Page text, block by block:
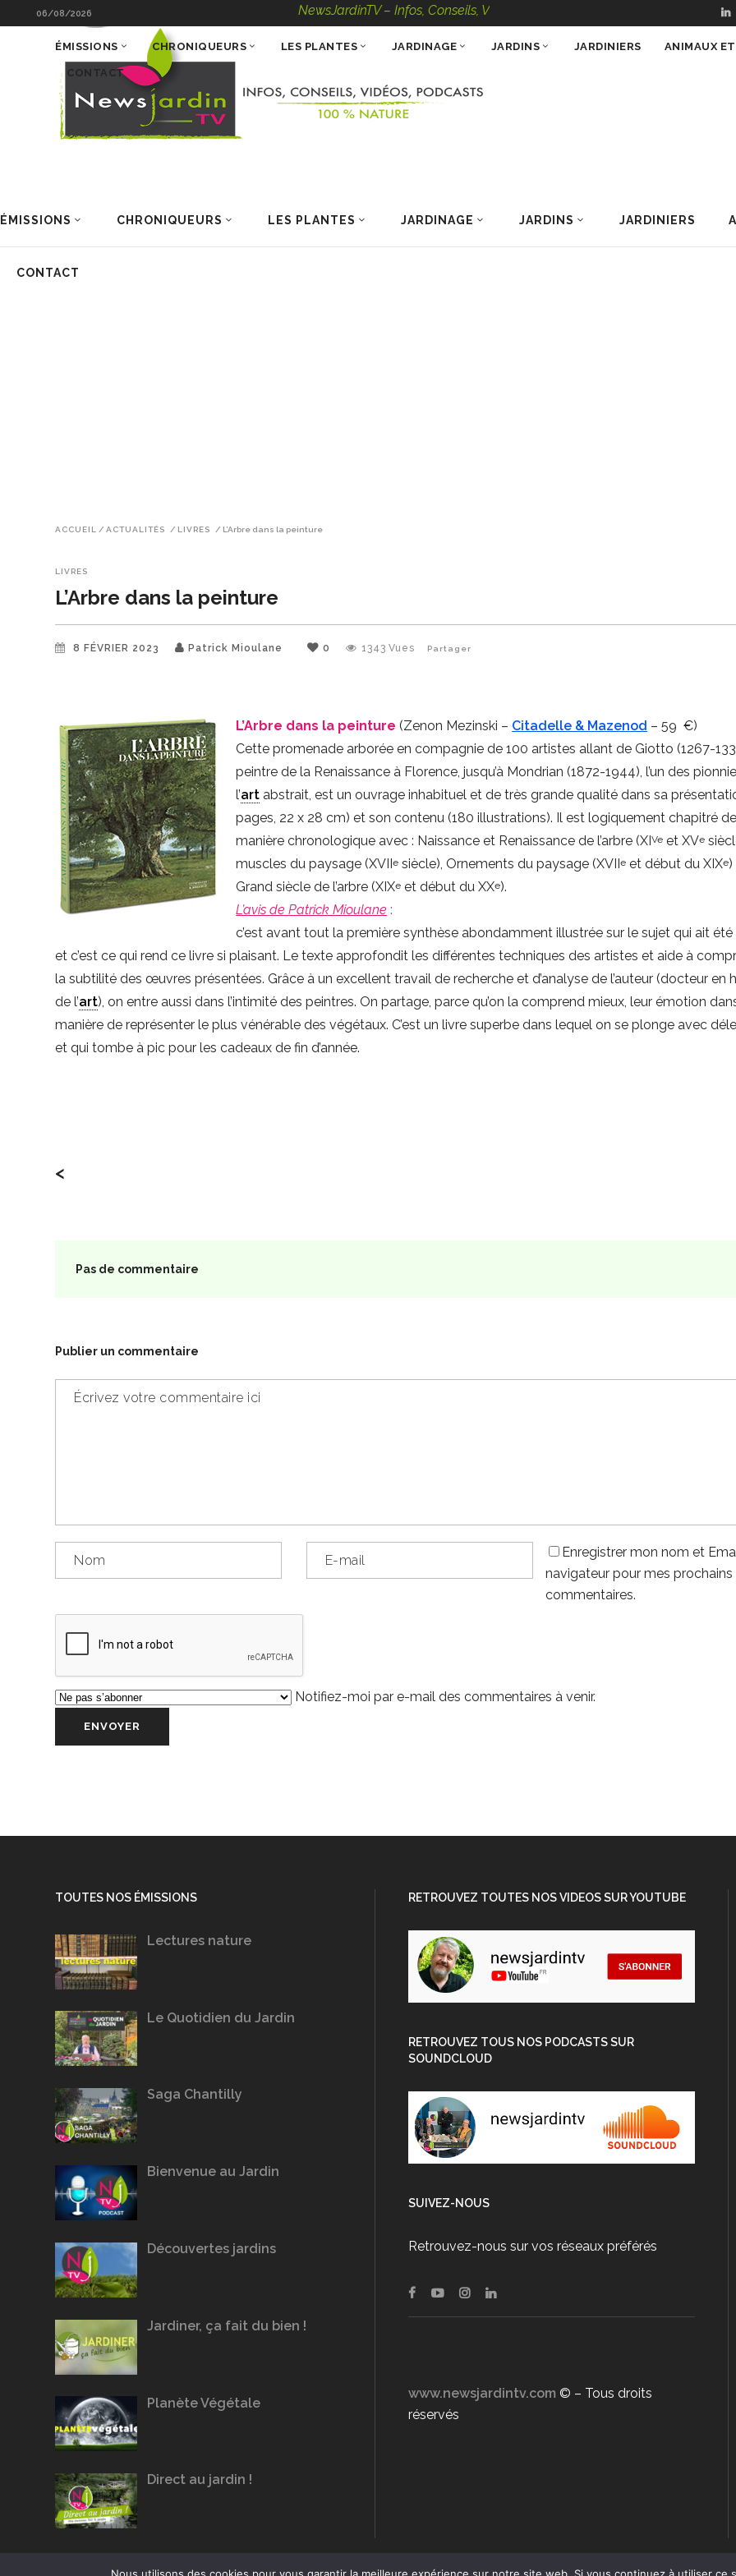
06/08/2026 NewsJardinTV – Infos, Conseils, Vidéos, Podcasts – 100 % Nature
ÉMISSIONS CHRONIQUEURS LES PLANTES JARDINAGE JARDINS JARDINIERS
CONTACT
ÉMISSIONS CHRONIQUEURS LES PLANTES JARDINAGE JARDINS JARDINIERS ANIMAUX
CONTACT
ACCUEIL / ACTUALITÉS / LIVRES / L’Arbre dans la peinture
LIVRES
L’Arbre dans la peinture
8 FÉVRIER 2023 Patrick Mioulane 0 1343 Vues Partager
L’Arbre dans la peinture (Zenon Mezinski – Citadelle & Mazenod – 59 €)
Cette promenade arborée en compagnie de 100 artistes allant de Giotto (1267-
peintre de la Renaissance à Florence, jusqu’à Mondrian (1872-1944), l’un des
l’art abstrait, est un ouvrage inhabituel et de très grande qualité dans sa
pages, 22 x 28 cm) et son contenu (180 illustrations). Il est logiquement chapitré
manière chronologique avec : Naissance et Renaissance de l’arbre (XIVe et XVe
muscles du paysage (XVIIe siècle), Ornements du paysage (XVIIe et début du XIXe
Grand siècle de l’arbre (XIXe et début du XXe).
L’avis de Patrick Mioulane :
c’est avant tout la première synthèse abondamment illustrée sur le sujet qui ait
et c’est ce qui rend ce livre si plaisant. Le texte approfondit les différentes techniques des artistes et aide à
la subtilité des œuvres présentées. Grâce à un excellent travail de recherche et d’analyse de l’auteur (docteur en
de l’art), on entre aussi dans l’intimité des peintres. On partage, parce qu’on la comprend mieux, leur émotion
manière de représenter le plus vénérable des végétaux. C’est un livre superbe dans lequel on se plonge avec
et qui tombe à pic pour les cadeaux de fin d’année.
<
Pas de commentaire
Publier un commentaire
Enregistrer mon nom et
navigateur pour mes prochains
commentaires.
Notifiez-moi par e-mail des commentaires à venir.
TOUTES NOS ÉMISSIONS
Lectures nature
Le Quotidien du Jardin
Saga Chantilly
Bienvenue au Jardin
Découvertes jardins
Jardiner, ça fait du bien !
Planète Végétale
Direct au jardin !
RETROUVEZ TOUTES NOS VIDEOS SUR YOUTUBE
RETROUVEZ TOUS NOS PODCASTS SUR
SOUNDCLOUD
SUIVEZ-NOUS
Retrouvez-nous sur vos réseaux préférés
www.newsjardintv.com © – Tous droits
réservés